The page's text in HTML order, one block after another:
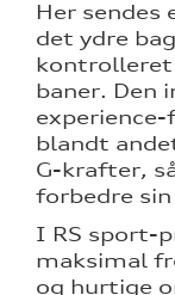
Her
det ydre
kontrolleret
baner. Den
blandt
G-krafter,
forbedre
I RS sport-
maksimal
og hurtige